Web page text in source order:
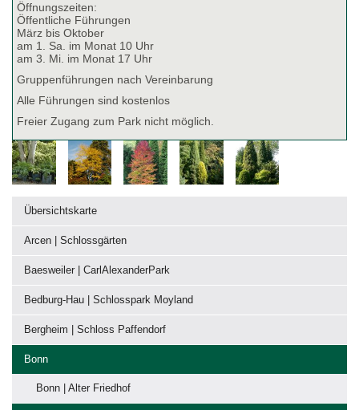
Öffnungszeiten:
Öffentliche Führungen
März bis Oktober
am 1. Sa. im Monat 10 Uhr
am 3. Mi. im Monat 17 Uhr
Gruppenführungen nach Vereinbarung
Alle Führungen sind kostenlos
Freier Zugang zum Park nicht möglich.
Übersichtskarte
Arcen | Schlossgärten
Baesweiler | CarlAlexanderPark
Bedburg-Hau | Schlosspark Moyland
Bergheim | Schloss Paffendorf
Bonn
Bonn | Alter Friedhof